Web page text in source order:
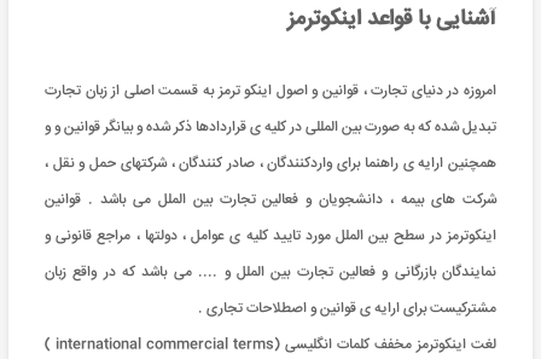
آشنایی با قواعد اینکوترمز
امروزه در دنیای تجارت ، قوانین و اصول اینکو ترمز به قسمت اصلی از زبان تجارت
تبدیل شده که به صورت بین المللی در کلیه ی قراردادها ذکر شده و بیانگر قوانین و و
همچنین ارایه ی راهنما برای واردکنندگان ، صادر کنندگان ، شرکتهای حمل و نقل ،
شرکت های بیمه ، دانشجویان و فعالین تجارت بین الملل می باشد . قوانین
اینکوترمز در سطح بین الملل مورد تایید کلیه ی عوامل ، دولتها ، مراجع قانونی و
نمایندگان بازرگانی و فعالین تجارت بین الملل و .... می باشد که در واقع زبان
مشترکیست برای ارایه ی قوانین و اصطلاحات تجاری .
لغت اینکوترمز مخفف کلمات انگلیسی (international commercial terms )